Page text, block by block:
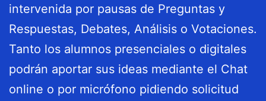
intervenida por pausas de Preguntas y
Respuestas, Debates, Análisis o Votaciones.
Tanto los alumnos presenciales o digitales
podrán aportar sus ideas mediante el Chat
online o por micrófono pidiendo solicitud